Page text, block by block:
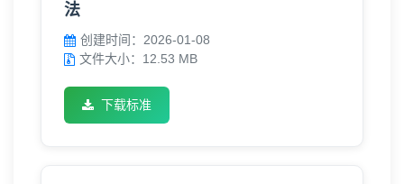
法
创建时间：2026-01-08
文件大小：12.53 MB
下载标准